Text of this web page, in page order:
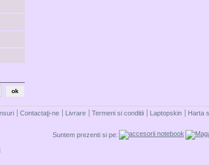
Contactaţi-ne Livrare Termeni si conditii Laptopskin Harta
Suntem prezenti si pe: